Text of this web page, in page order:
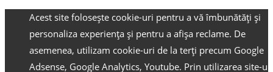
Acest site folosește cookie-uri pentru a vă îmbunătăți și
personaliza experiența și pentru a afișa reclame. De
asemenea, utilizam cookie-uri de la terți precum Google
Adsense, Google Analytics, Youtube. Prin utilizarea site-